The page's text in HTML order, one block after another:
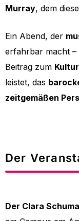
Murray, dem
Ein Abend, der
erfahrbar macht –
Beitrag zum
leistet, das
zeitgemäßen
Der
Der Clara